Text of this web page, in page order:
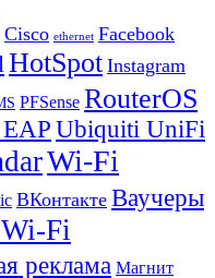
Cisco ethernet Facebook
HotSpot Instagram
PFSense RouterOS
Ubiquiti UniFi
Wi-Fi
ВКонтакте Ваучеры
Fi
реклама Магнит